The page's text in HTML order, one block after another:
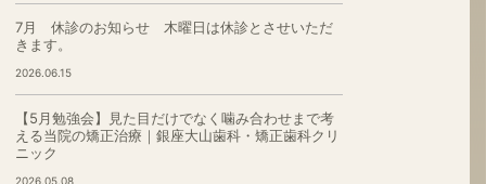
7月 休診のお知らせ 木曜日は休診とさせいただ
きます。
2026.06.15
【5月勉強会】見た目だけでなく噛み合わせまで考
える当院の矯正治療｜銀座大山歯科・矯正歯科クリ
ニック
2026.05.08